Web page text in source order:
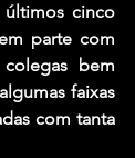
cinco
parte com
bem
faixas
com tanta